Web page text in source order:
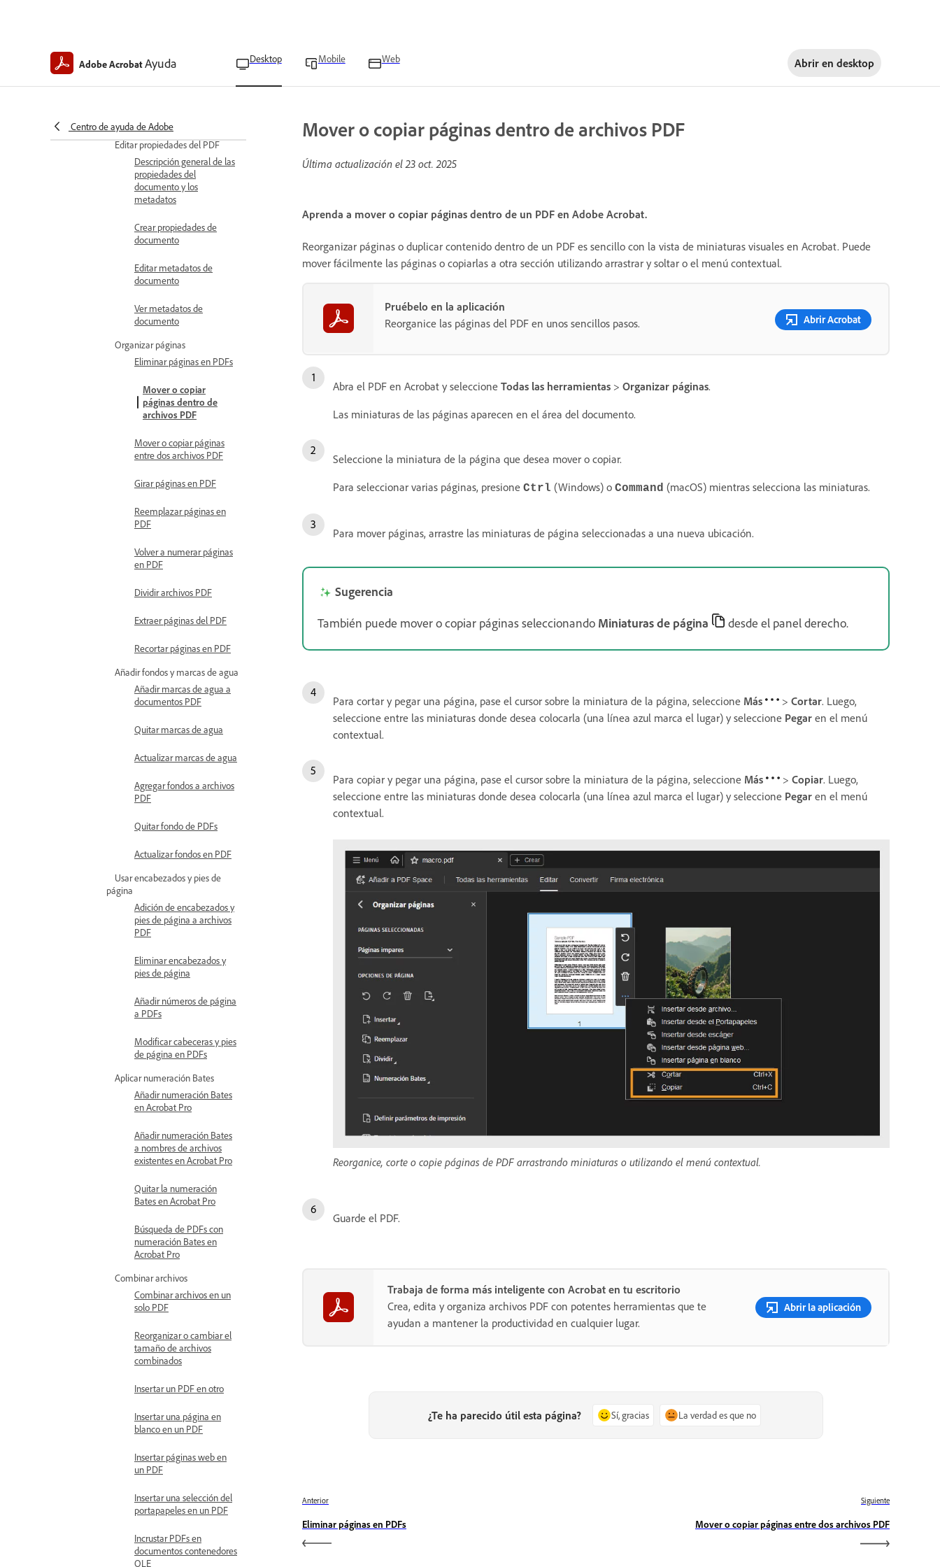
Adobe AcrobatAyuda Desktop Mobile Web Abrir en desktop
Centro de ayuda de Adobe
vínculo
Editar propiedades del PDF
Descripción general de las
propiedades del
documento y los
metadatos
Crear propiedades de
documento
Editar metadatos de
documento
Ver metadatos de
documento
Organizar páginas
Eliminar páginas en PDFs
Mover o copiar
páginas dentro de
archivos PDF
Mover o copiar páginas
entre dos archivos PDF
Girar páginas en PDF
Reemplazar páginas en
PDF
Volver a numerar páginas
en PDF
Dividir archivos PDF
Extraer páginas del PDF
Recortar páginas en PDF
Añadir fondos y marcas de agua
Añadir marcas de agua a
documentos PDF
Quitar marcas de agua
Actualizar marcas de agua
Agregar fondos a archivos
PDF
Quitar fondo de PDFs
Actualizar fondos en PDF
Usar encabezados y pies de
página
Adición de encabezados y
pies de página a archivos
PDF
Eliminar encabezados y
pies de página
Añadir números de página
a PDFs
Modificar cabeceras y pies
de página en PDFs
Aplicar numeración Bates
Añadir numeración Bates
en Acrobat Pro
Añadir numeración Bates
a nombres de archivos
existentes en Acrobat Pro
Quitar la numeración
Bates en Acrobat Pro
Búsqueda de PDFs con
numeración Bates en
Acrobat Pro
Combinar archivos
Combinar archivos en un
solo PDF
Reorganizar o cambiar el
tamaño de archivos
combinados
Insertar un PDF en otro
Insertar una página en
blanco en un PDF
Insertar páginas web en
un PDF
Insertar una selección del
portapapeles en un PDF
Incrustar PDFs en
documentos contenedores
OLE
Mover o copiar páginas dentro de archivos PDF
Última actualización el23 oct. 2025
Aprenda a mover o copiar páginas dentro de un PDF en Adobe Acrobat.
Reorganizar páginas o duplicar contenido dentro de un PDF es sencillo con la vista de miniaturas visuales en Acrobat. Puede
mover fácilmente las páginas o copiarlas a otra sección utilizando arrastrar y soltar o el menú contextual.
Pruébelo en la aplicación
Reorganice las páginas del PDF en unos sencillos pasos.
Abrir Acrobat
Abra el PDF en Acrobat y seleccione Todas las herramientas > Organizar páginas.
Las miniaturas de las páginas aparecen en el área del documento.
Seleccione la miniatura de la página que desea mover o copiar.
Para seleccionar varias páginas, presione Ctrl (Windows) o Command (macOS) mientras selecciona las miniaturas.
Para mover páginas, arrastre las miniaturas de página seleccionadas a una nueva ubicación.
Sugerencia
También puede mover o copiar páginas seleccionando Miniaturas de página desde el panel derecho.
Para cortar y pegar una página, pase el cursor sobre la miniatura de la página, seleccione Más > Cortar. Luego,
seleccione entre las miniaturas donde desea colocarla (una línea azul marca el lugar) y seleccione Pegar en el menú
contextual.
Para copiar y pegar una página, pase el cursor sobre la miniatura de la página, seleccione Más > Copiar. Luego,
seleccione entre las miniaturas donde desea colocarla (una línea azul marca el lugar) y seleccione Pegar en el menú
contextual.
Reorganice, corte o copie páginas de PDF arrastrando miniaturas o utilizando el menú contextual.
Guarde el PDF.
Trabaja de forma más inteligente con Acrobat en tu escritorio
Crea, edita y organiza archivos PDF con potentes herramientas que te
ayudan a mantener la productividad en cualquier lugar.
Abrir la aplicación
¿Te ha parecido útil esta página? Sí, gracias La verdad es que no
Anterior
Eliminar páginas en PDFs
Siguiente
Mover o copiar páginas entre dos archivos PDF